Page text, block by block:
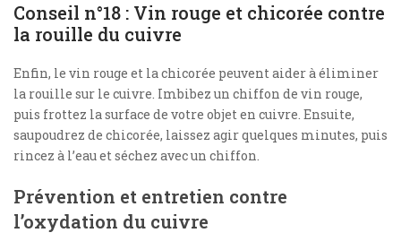
Conseil n°18 : Vin rouge et chicorée contre
la rouille du cuivre
Enfin, le vin rouge et la chicorée peuvent aider à éliminer
la rouille sur le cuivre. Imbibez un chiffon de vin rouge,
puis frottez la surface de votre objet en cuivre. Ensuite,
saupoudrez de chicorée, laissez agir quelques minutes, puis
rincez à l’eau et séchez avec un chiffon.
Prévention et entretien contre
l’oxydation du cuivre